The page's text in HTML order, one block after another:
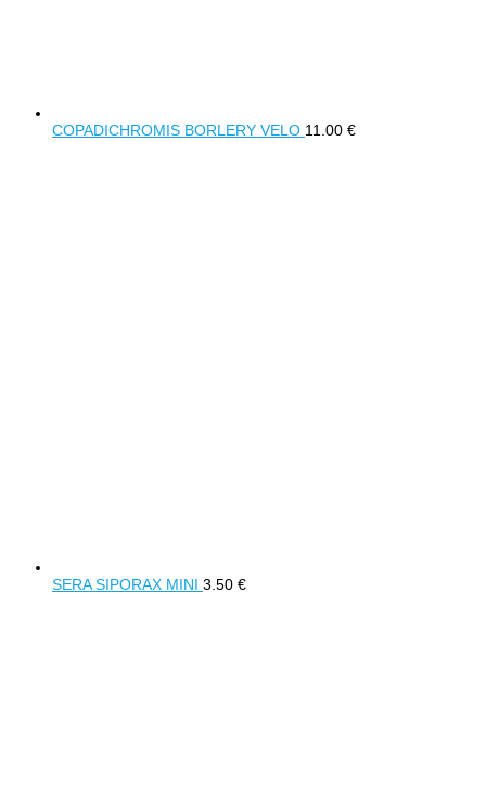
COPADICHROMIS BORLERY VELO 11.00 €
SERA SIPORAX MINI 3.50 €